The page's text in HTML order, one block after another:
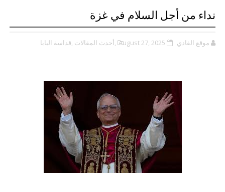
نداء من أجل السلام في غزة
موقع الفادي August 27, 2025 ,أحدث المقالات ,قداسة البابا